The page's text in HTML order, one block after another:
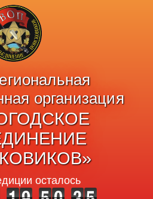
организация
осталось